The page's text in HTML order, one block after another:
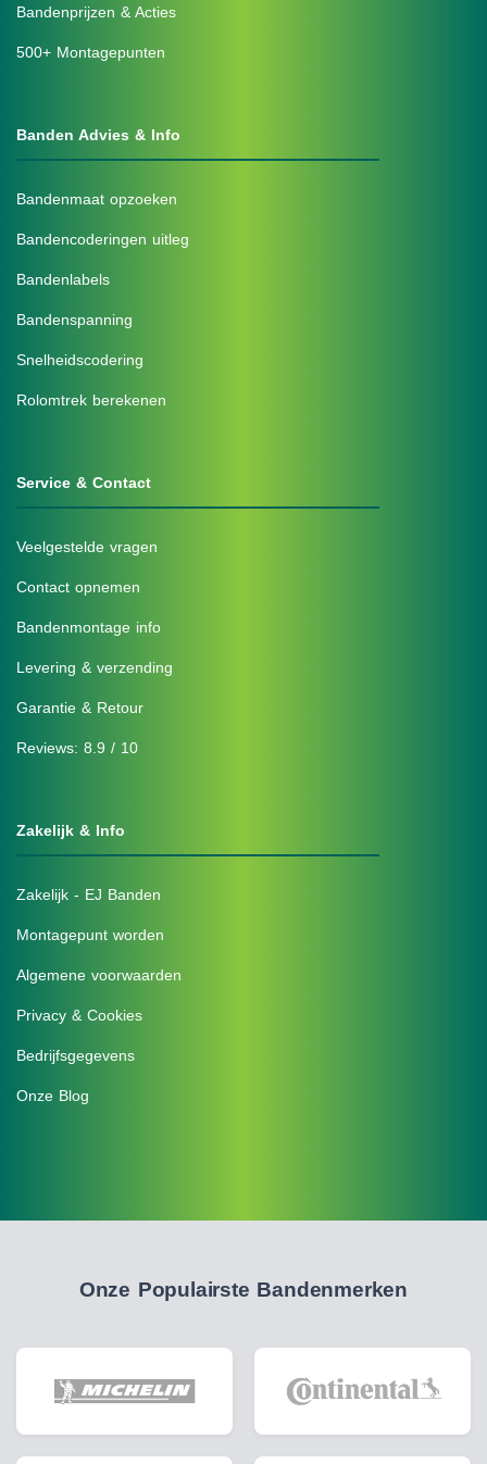
Bandenprijzen & Acties
500+ Montagepunten
Banden Advies & Info
Bandenmaat opzoeken
Bandencoderingen uitleg
Bandenlabels
Bandenspanning
Snelheidscodering
Rolomtrek berekenen
Service & Contact
Veelgestelde vragen
Contact opnemen
Bandenmontage info
Levering & verzending
Garantie & Retour
Reviews: 8.9 / 10
Zakelijk & Info
Zakelijk - EJ Banden
Montagepunt worden
Algemene voorwaarden
Privacy & Cookies
Bedrijfsgegevens
Onze Blog
Onze Populairste Bandenmerken